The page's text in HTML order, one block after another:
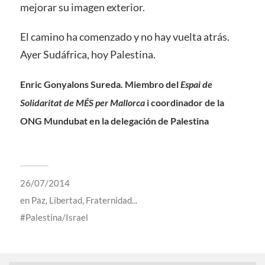
mejorar su imagen exterior.
El camino ha comenzado y no hay vuelta atrás.
Ayer Sudáfrica, hoy Palestina.
Enric Gonyalons Sureda. Miembro delEspai de
Solidaritat de MÉS per Mallorca i coordinador de la
ONG Mundubat en la delegación de Palestina
26/07/2014
en Paz, Libertad, Fraternidad...
Palestina/Israel